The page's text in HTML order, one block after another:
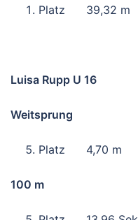
Platz 39,32 m
Luisa Rupp U 16
Weitsprung
Platz 4,70 m
100 m